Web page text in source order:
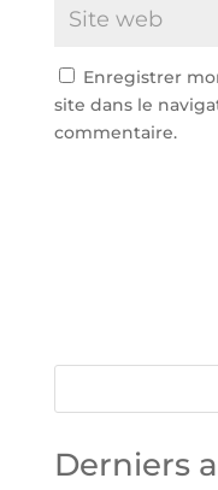
Enregistrer
site dans le
commentaire.
iDerniers